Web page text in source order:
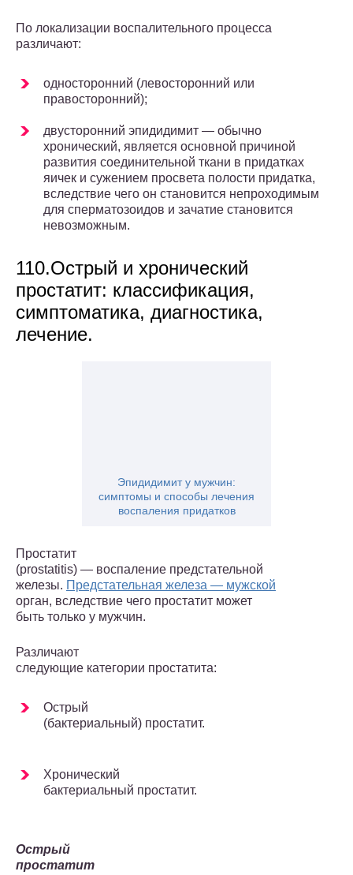
По локализации воспалительного процесса
различают:
односторонний (левосторонний или
правосторонний);
двусторонний эпидидимит — обычно
хронический, является основной причиной
развития соединительной ткани в придатках
яичек и сужением просвета полости придатка,
вследствие чего он становится непроходимым
для сперматозоидов и зачатие становится
невозможным.
110.Острый и хронический
простатит: классификация,
симптоматика, диагностика,
лечение.
Эпидидимит у мужчин:
симптомы и способы лечения
воспаления придатков
Простатит
(prostatitis) — воспаление предстательной
железы. Предстательная железа — мужской
орган, вследствие чего простатит может
быть только у мужчин.
Различают
следующие категории простатита:
Острый
(бактериальный) простатит.
Хронический
бактериальный простатит.
Острый
простатит